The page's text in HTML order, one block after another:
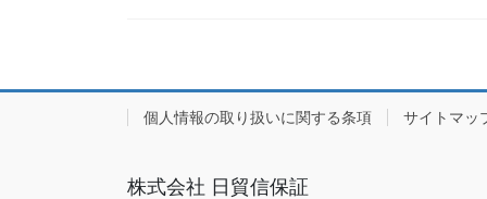
個人情報の取り扱いに関する条項 サイトマッ
株式会社 日貿信保証